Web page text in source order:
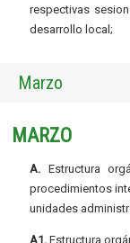
respectivas
desarrollo local;
Marzo
MARZO
A. Estructura
procedimientos
unidades
A1. Estructura